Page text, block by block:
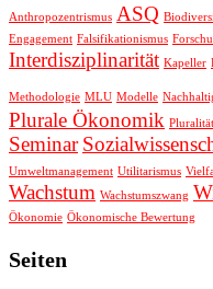
Anthropozentrismus ASQ
Engagement Falsifikationismus
Interdisziplinarität Kapeller
Methodologie MLU Modelle
Plurale Ökonomik Pluralität
Seminar
Umweltmanagement Utilitarismus
Wachstum Wachstumszwang
Ökonomie Ökonomische Bewertung
Seiten